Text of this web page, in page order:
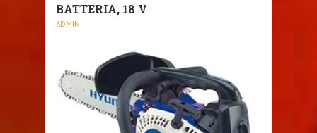
BATTERIA, 18 V
ADMIN